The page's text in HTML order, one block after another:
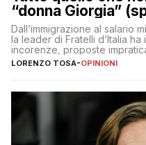
“donna Giorgia”
Dall’immigrazione al salario
la leader di Fratelli d’Italia
incorenze, proposte
nessuno – a destra come a
LORENZO TOSA-OPINIONI